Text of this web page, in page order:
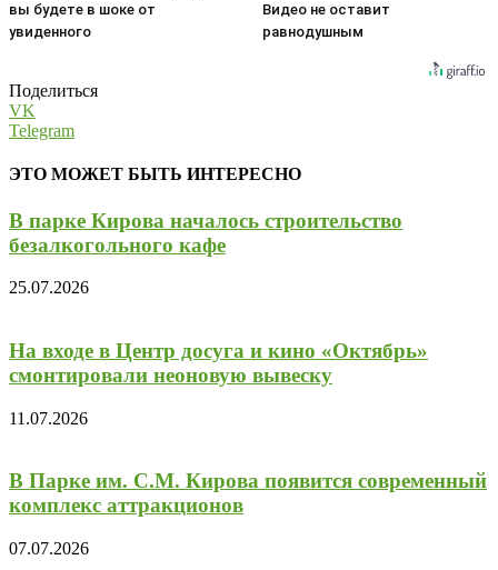
вы будете в шоке от
увиденного
Видео не оставит
равнодушным
Поделиться
VK
Telegram
ЭТО МОЖЕТ БЫТЬ ИНТЕРЕСНО
В парке Кирова началось строительство
безалкогольного кафе
25.07.2026
На входе в Центр досуга и кино «Октябрь»
смонтировали неоновую вывеску
11.07.2026
В Парке им. С.М. Кирова появится современный
комплекс аттракционов
07.07.2026